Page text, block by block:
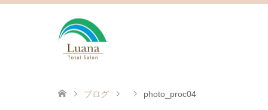
ブログ photo_proc04